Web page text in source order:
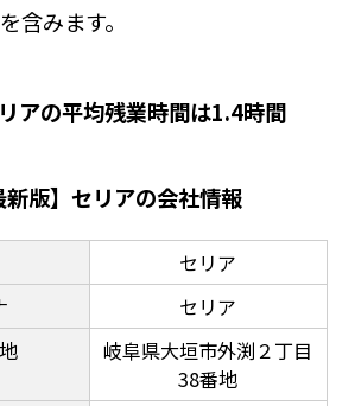
含みます。
アの平均残業時間は1.4時間
新版】セリアの会社情報
セリア
セリア
岐阜県大垣市外渕２丁目
38番地